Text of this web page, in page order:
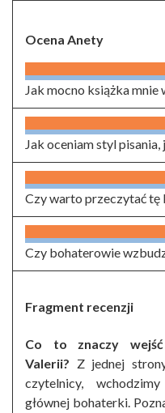
Ocena Anety
Jak mocno książka mnie
Jak oceniam styl
Czy warto przeczytać tę
Czy bohaterowie
Fragment recenzji
Co to znaczy
Valerii? Z jednej
czytelnicy,
głównej bohaterki.